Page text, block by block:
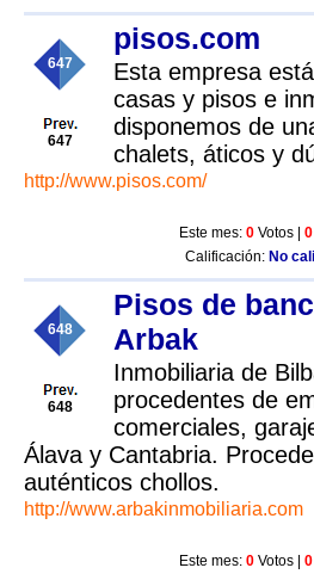
647
647
pisos.com
Esta empresa
casas y pisos e
disponemos de
chalets, áticos y
http://www.pisos.com/
Este mes: 0 Votos | 0
Calificación: No
648
648
Pisos de
Arbak
Inmobiliaria de
procedentes de
comerciales,
Álava y Cantabria.
auténticos chollos.
http://www.arbakinmobiliaria.com
Este mes: 0 Votos | 0